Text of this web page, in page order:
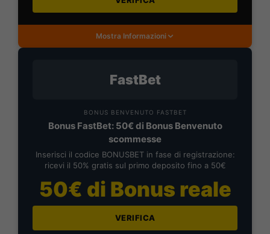
Mostra Informazioni
FastBet
BONUS BENVENUTO FASTBET
Bonus FastBet: 50€ di Bonus Benvenuto
scommesse
Inserisci il codice BONUSBET in fase di registrazione:
ricevi il 50% gratis sul primo deposito fino a 50€
50€ di Bonus reale
VERIFICA